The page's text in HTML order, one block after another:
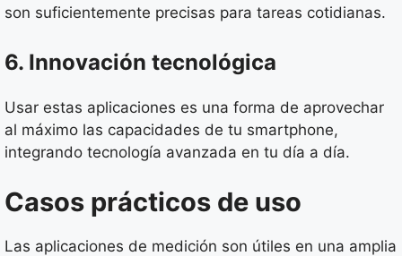
son suficientemente precisas para tareas cotidianas.
6. Innovación tecnológica
Usar estas aplicaciones es una forma de aprovechar
al máximo las capacidades de tu smartphone,
integrando tecnología avanzada en tu día a día.
Casos prácticos de uso
Las aplicaciones de medición son útiles en una amplia